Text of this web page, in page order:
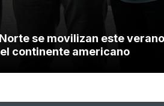
se movilizan este verano
continente americano